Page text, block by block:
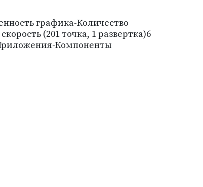
графика-Количество
(201 точка, 1 развертка)6
Компоненты